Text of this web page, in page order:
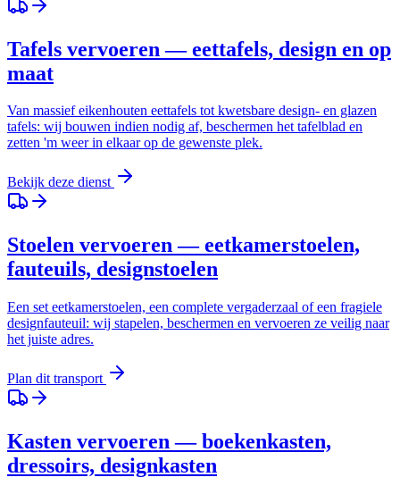
Tafels vervoeren — eettafels, design en op
maat
Van massief eikenhouten eettafels tot kwetsbare design- en glazen
tafels: wij bouwen indien nodig af, beschermen het tafelblad en
zetten 'm weer in elkaar op de gewenste plek.
Bekijk deze dienst
Stoelen vervoeren — eetkamerstoelen,
fauteuils, designstoelen
Een set eetkamerstoelen, een complete vergaderzaal of een fragiele
designfauteuil: wij stapelen, beschermen en vervoeren ze veilig naar
het juiste adres.
Plan dit transport
Kasten vervoeren — boekenkasten,
dressoirs, designkasten